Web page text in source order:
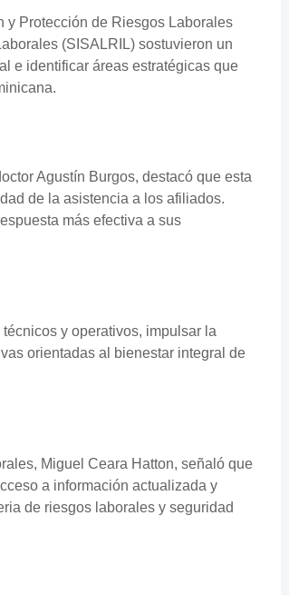
y Protección de Riesgos Laborales
(SISALRIL) sostuvieron un
e identificar áreas estratégicas que
Agustín Burgos, destacó que esta
de la asistencia a los afiliados.
más efectiva a sus
y operativos, impulsar la
orientadas al bienestar integral de
Miguel Ceara Hatton, señaló que
a información actualizada y
de riesgos laborales y seguridad